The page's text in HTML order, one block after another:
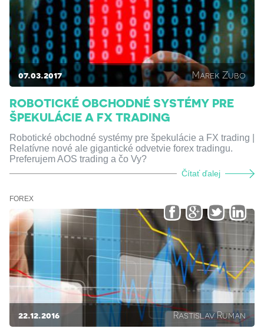
07.03.2017 Marek Zubo
ROBOTICKÉ OBCHODNÉ SYSTÉMY PRE
ŠPEKULÁCIE A FX TRADING
Robotické obchodné systémy pre špekulácie a FX trading |
Relatívne nové ale gigantické odvetvie forex tradingu.
Preferujem AOS trading a čo Vy?
Čítať ďalej
FOREX
22.12.2016 Rastislav Ruman